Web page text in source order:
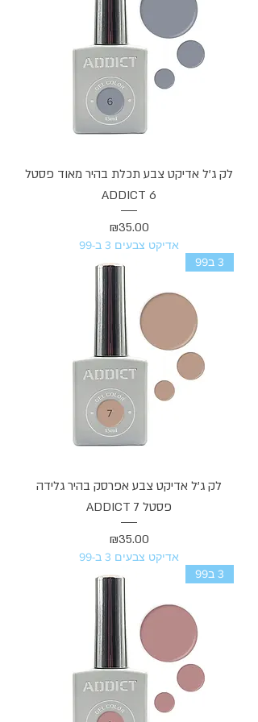
לק ג'ל אדיקט צבע תכלת בהיר מאוד פסטל
ADDICT 6
מחיר
₪35.00
אדיקט צבעים 3 ב-99
3 ב99
לק ג'ל אדיקט צבע אפרסק בהיר גלידה
פסטל ADDICT 7
מחיר
₪35.00
אדיקט צבעים 3 ב-99
3 ב99